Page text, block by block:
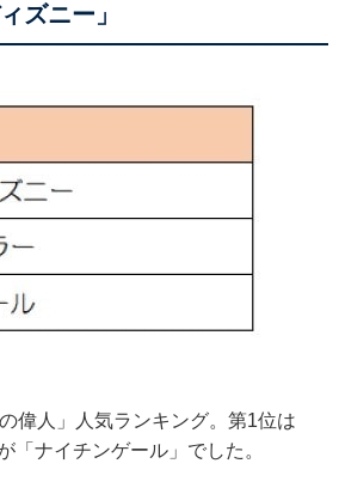
ズニー」
偉人」人気ランキング。第1位は
「ナイチンゲール」でした。